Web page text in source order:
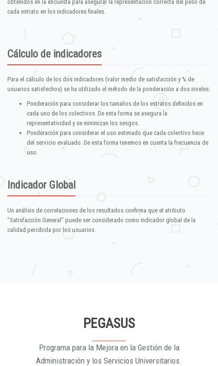
obtenidos en la encuesta para asegurar la representación correcta del peso de
cada estrato en los indicadores finales.
Cálculo de indicadores
Para el cálculo de los dos indicadores (valor medio de satisfacción y % de
usuarios satisfechos) se ha utilizado el método de la ponderación a dos niveles:
Ponderación para considerar los tamaños de los estratos definidos en
cada uno de los colectivos. De esta forma se asegura la
representatividad y se minimizan los sesgos.
Ponderación para considerar el uso estimado que cada colectivo hace
del servicio evaluado. De esta forma tenemos en cuenta la frecuencia de
uso.
Indicador Global
Un análisis de correlaciones de los resultados confirma que el atributo
"Satisfacción General" puede ser considerado como indicador global de la
calidad percibida por los usuarios.
PEGASUS
Programa para la Mejora en la Gestión de la
Administración y los Servicios Universitarios.